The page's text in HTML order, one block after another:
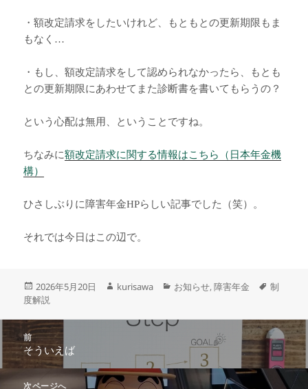
・額改定請求をしたいけれど、もともとの更新期限もま
もなく…
・もし、額改定請求をして認められなかったら、もとも
との更新期限にあわせてまた診断書を書いてもらうの？
という心配は無用、ということですね。
ちなみに額改定請求に関する情報はこちら（日本年金機
構）
ひさしぶりに障害年金HPらしい記事でした（笑）。
それでは今日はこの辺で。
投
稿
2026年5月20日
作
kurisawa
カ
リ
お知らせ, 障害年金
タ
制
度解説
稿
ナ
前
前
の
投
そういえば
次ページへ